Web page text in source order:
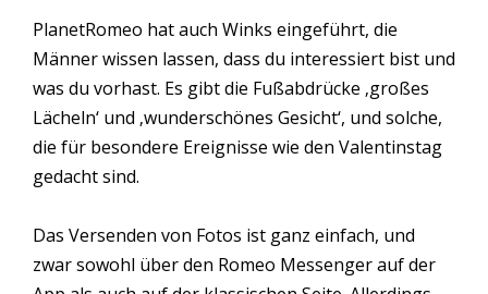
PlanetRomeo hat auch Winks eingeführt, die
Männer wissen lassen, dass du interessiert bist und
was du vorhast. Es gibt die Fußabdrücke ‚großes
Lächeln‘ und ‚wunderschönes Gesicht‘, und solche,
die für besondere Ereignisse wie den Valentinstag
gedacht sind.
Das Versenden von Fotos ist ganz einfach, und
zwar sowohl über den Romeo Messenger auf der